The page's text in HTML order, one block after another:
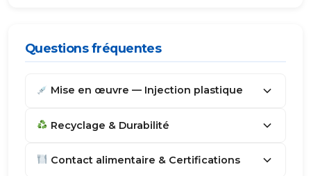
Questions fréquentes
Mise en œuvre — Injection plastique
Recyclage & Durabilité
Contact alimentaire & Certifications